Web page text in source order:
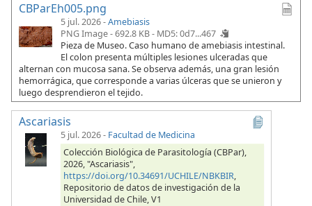
CBParEh005.png
5 jul. 2026 -Amebiasis
PNG Image - 692.8 KB - MD5: 0d7...467
Pieza de Museo. Caso humano de amebiasis intestinal.
El colon presenta múltiples lesiones ulceradas que
alternan con mucosa sana. Se observa además, una gran lesión
hemorrágica, que corresponde a varias úlceras que se unieron y
luego desprendieron el tejido.
Ascariasis
5 jul. 2026- Facultad de Medicina
Colección Biológica de Parasitología (CBPar),
2026, "Ascariasis",
https://doi.org/10.34691/UCHILE/NBKBIR,
Repositorio de datos de investigación de la
Universidad de Chile, V1